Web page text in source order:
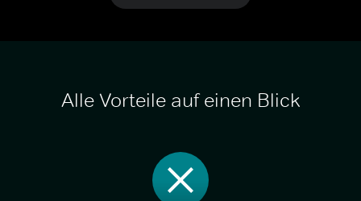
Alle Vorteile auf einen Blick